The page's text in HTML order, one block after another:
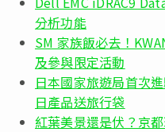
分析功能
SM 家族飯必去！
及參與限定活動
日本國家旅遊局首次
日產品送旅行袋
紅葉美景還是伏？京